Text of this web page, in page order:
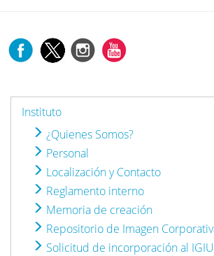
Instituto
¿Quienes Somos?
Personal
Localización y Contacto
Reglamento interno
Memoria de creación
Repositorio de Imagen
Solicitud de incorporación al